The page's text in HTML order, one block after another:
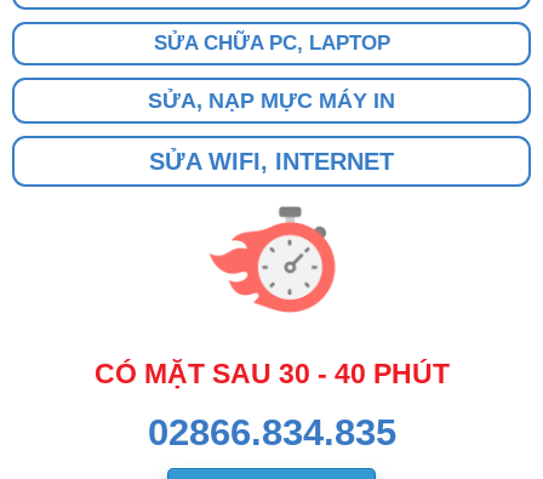
SỬA CHỮA PC, LAPTOP
SỬA, NẠP MỰC MÁY IN
SỬA WIFI, INTERNET
CÓ MẶT SAU 30 - 40 PHÚT
02866.834.835